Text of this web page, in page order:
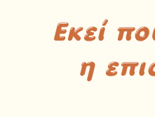
Εκεί
η